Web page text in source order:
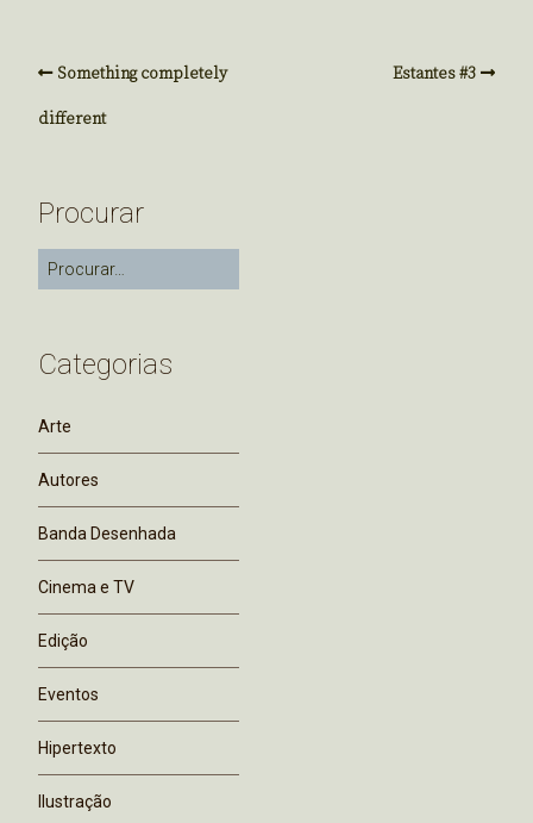
Something completely
different
Estantes #3
Procurar
Categorias
Arte
Autores
Banda Desenhada
Cinema e TV
Edição
Eventos
Hipertexto
Ilustração